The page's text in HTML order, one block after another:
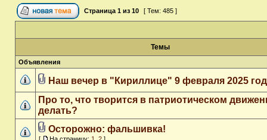
Страница 1 из 10 [ Тем: 485 ]
Темы
Объявления
Наш вечер в "Кириллице" 9 февраля 2025
Про то, что творится в патриотическом
делать?
Осторожно: фальшивка!